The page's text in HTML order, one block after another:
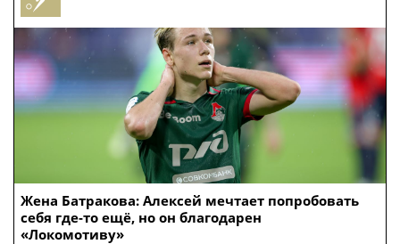
Жена Батракова: Алексей мечтает попробовать
себя где‑то ещё, но он благодарен
«Локомотиву»